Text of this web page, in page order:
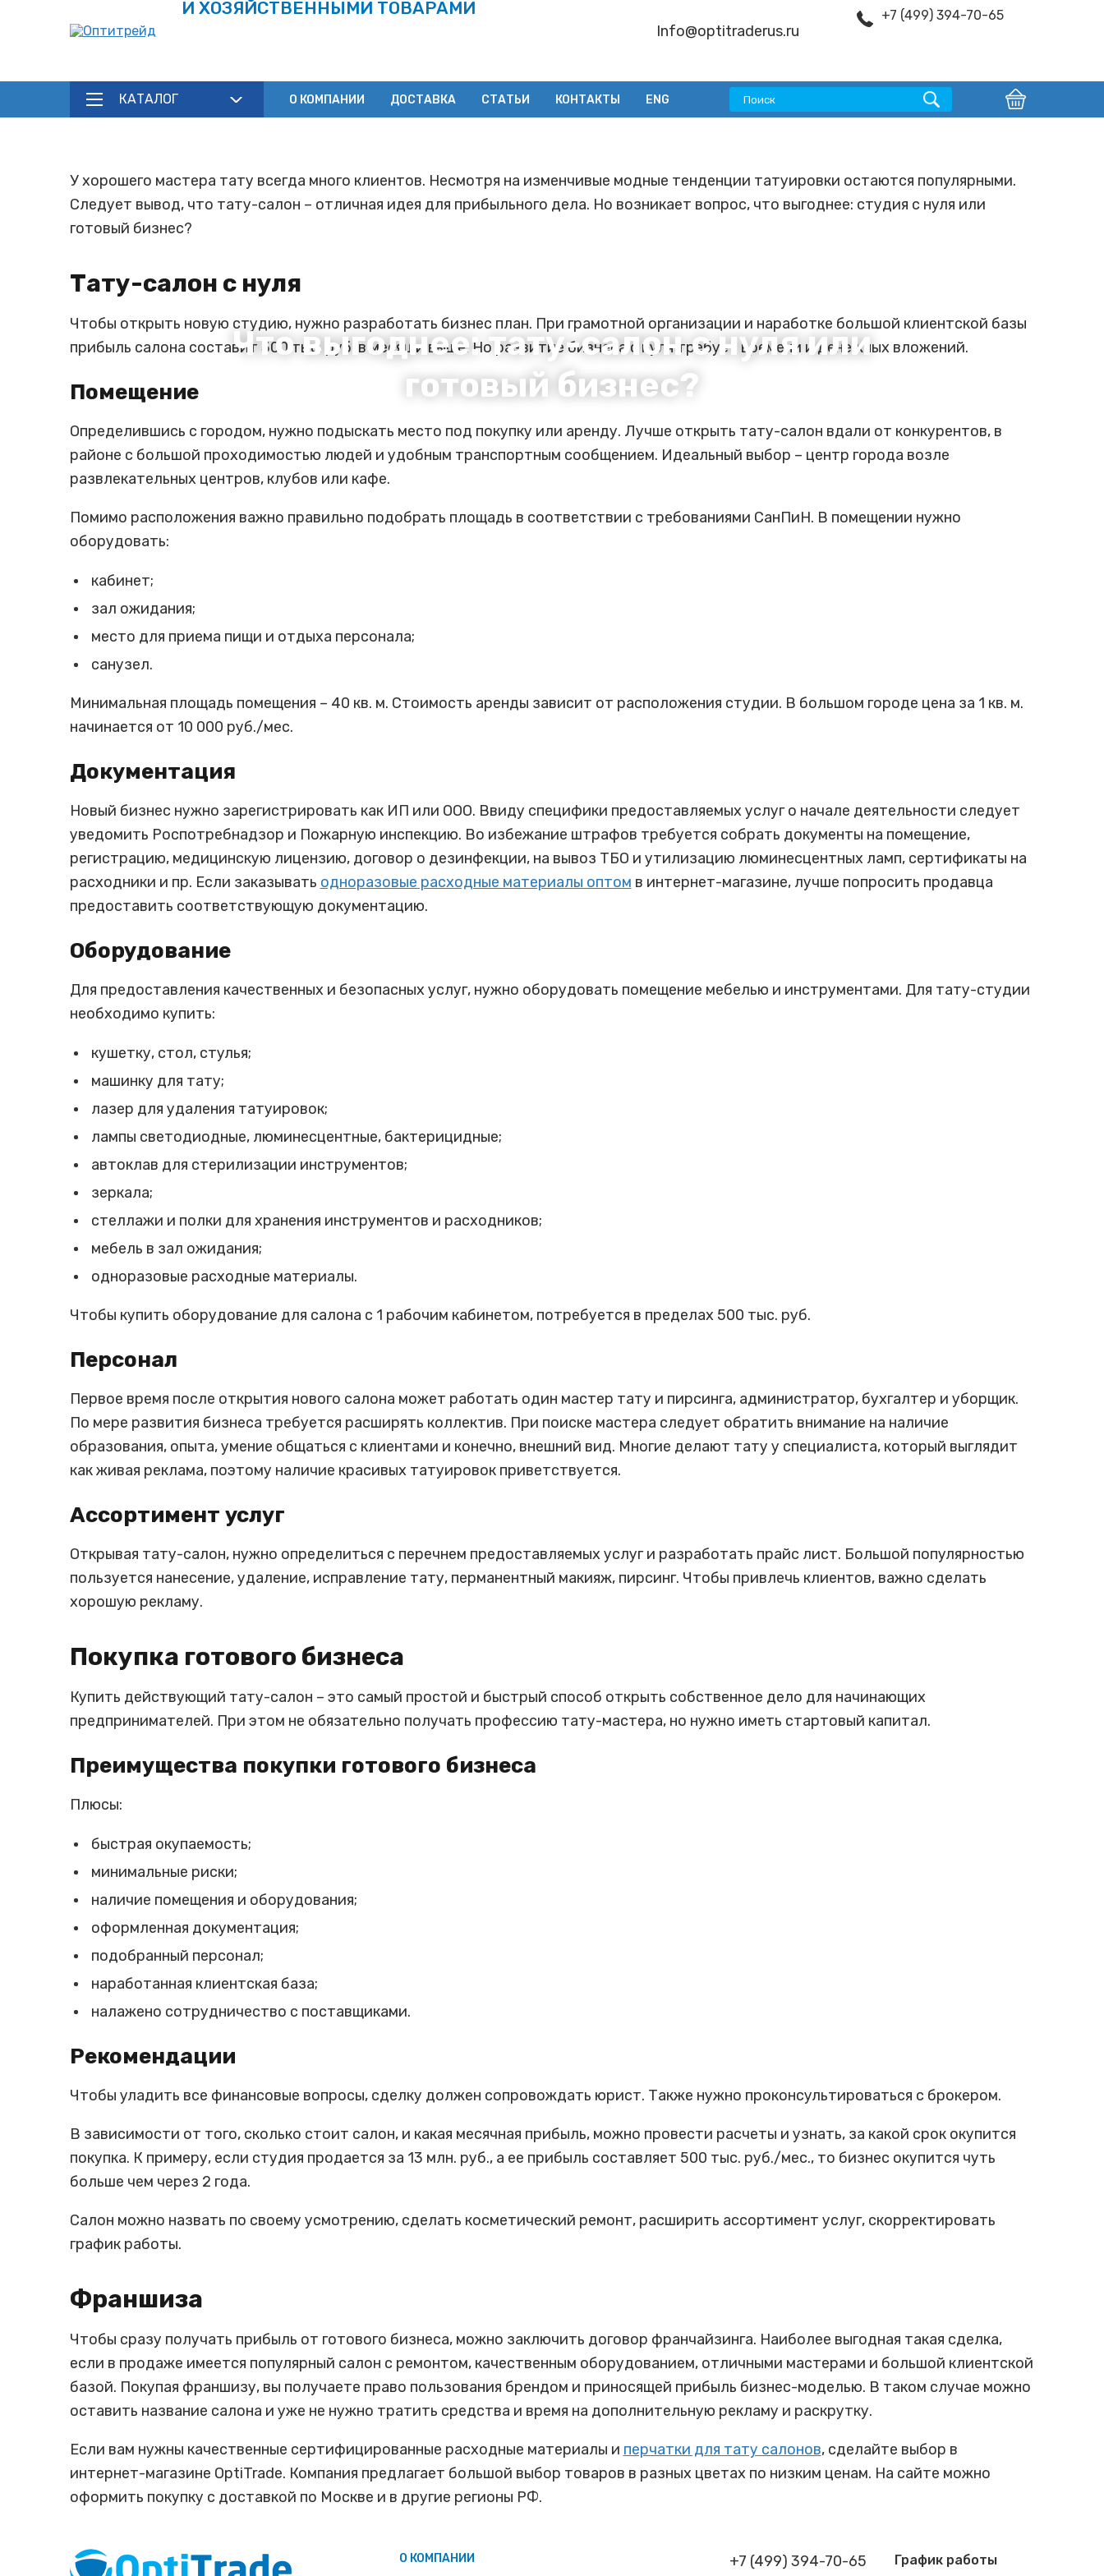
И ХОЗЯЙСТВЕННЫМИ ТОВАРАМИ
Info@optitraderus.ru
+7 (499) 394-70-65
КАТАЛОГ О КОМПАНИИ ДОСТАВКА СТАТЬИ КОНТАКТЫ ENG
Что выгоднее: тату-салон с нуля или
готовый бизнес?
У хорошего мастера тату всегда много клиентов. Несмотря на изменчивые модные тенденции татуировки остаются популярными.
Следует вывод, что тату-салон – отличная идея для прибыльного дела. Но возникает вопрос, что выгоднее: студия с нуля или
готовый бизнес?
Тату-салон с нуля
Чтобы открыть новую студию, нужно разработать бизнес план. При грамотной организации и наработке большой клиентской базы
прибыль салона составит 300 тыс. руб. в месяц и выше. Но развитие бизнеса с нуля требует времени и денежных вложений.
Помещение
Определившись с городом, нужно подыскать место под покупку или аренду. Лучше открыть тату-салон вдали от конкурентов, в
районе с большой проходимостью людей и удобным транспортным сообщением. Идеальный выбор – центр города возле
развлекательных центров, клубов или кафе.
Помимо расположения важно правильно подобрать площадь в соответствии с требованиями СанПиН. В помещении нужно
оборудовать:
кабинет;
зал ожидания;
место для приема пищи и отдыха персонала;
санузел.
Минимальная площадь помещения – 40 кв. м. Стоимость аренды зависит от расположения студии. В большом городе цена за 1 кв. м.
начинается от 10 000 руб./мес.
Документация
Новый бизнес нужно зарегистрировать как ИП или ООО. Ввиду специфики предоставляемых услуг о начале деятельности следует
уведомить Роспотребнадзор и Пожарную инспекцию. Во избежание штрафов требуется собрать документы на помещение,
регистрацию, медицинскую лицензию, договор о дезинфекции, на вывоз ТБО и утилизацию люминесцентных ламп, сертификаты на
расходники и пр. Если заказывать одноразовые расходные материалы оптом в интернет-магазине, лучше попросить продавца
предоставить соответствующую документацию.
Оборудование
Для предоставления качественных и безопасных услуг, нужно оборудовать помещение мебелью и инструментами. Для тату-студии
необходимо купить:
кушетку, стол, стулья;
машинку для тату;
лазер для удаления татуировок;
лампы светодиодные, люминесцентные, бактерицидные;
автоклав для стерилизации инструментов;
зеркала;
стеллажи и полки для хранения инструментов и расходников;
мебель в зал ожидания;
одноразовые расходные материалы.
Чтобы купить оборудование для салона с 1 рабочим кабинетом, потребуется в пределах 500 тыс. руб.
Персонал
Первое время после открытия нового салона может работать один мастер тату и пирсинга, администратор, бухгалтер и уборщик.
По мере развития бизнеса требуется расширять коллектив. При поиске мастера следует обратить внимание на наличие
образования, опыта, умение общаться с клиентами и конечно, внешний вид. Многие делают тату у специалиста, который выглядит
как живая реклама, поэтому наличие красивых татуировок приветствуется.
Ассортимент услуг
Открывая тату-салон, нужно определиться с перечнем предоставляемых услуг и разработать прайс лист. Большой популярностью
пользуется нанесение, удаление, исправление тату, перманентный макияж, пирсинг. Чтобы привлечь клиентов, важно сделать
хорошую рекламу.
Покупка готового бизнеса
Купить действующий тату-салон – это самый простой и быстрый способ открыть собственное дело для начинающих
предпринимателей. При этом не обязательно получать профессию тату-мастера, но нужно иметь стартовый капитал.
Преимущества покупки готового бизнеса
Плюсы:
быстрая окупаемость;
минимальные риски;
наличие помещения и оборудования;
оформленная документация;
подобранный персонал;
наработанная клиентская база;
налажено сотрудничество с поставщиками.
Рекомендации
Чтобы уладить все финансовые вопросы, сделку должен сопровождать юрист. Также нужно проконсультироваться с брокером.
В зависимости от того, сколько стоит салон, и какая месячная прибыль, можно провести расчеты и узнать, за какой срок окупится
покупка. К примеру, если студия продается за 13 млн. руб., а ее прибыль составляет 500 тыс. руб./мес., то бизнес окупится чуть
больше чем через 2 года.
Салон можно назвать по своему усмотрению, сделать косметический ремонт, расширить ассортимент услуг, скорректировать
график работы.
Франшиза
Чтобы сразу получать прибыль от готового бизнеса, можно заключить договор франчайзинга. Наиболее выгодная такая сделка,
если в продаже имеется популярный салон с ремонтом, качественным оборудованием, отличными мастерами и большой клиентской
базой. Покупая франшизу, вы получаете право пользования брендом и приносящей прибыль бизнес-моделью. В таком случае можно
оставить название салона и уже не нужно тратить средства и время на дополнительную рекламу и раскрутку.
Если вам нужны качественные сертифицированные расходные материалы и перчатки для тату салонов, сделайте выбор в
интернет-магазине OptiTrade. Компания предлагает большой выбор товаров в разных цветах по низким ценам. На сайте можно
оформить покупку с доставкой по Москве и в другие регионы РФ.
О КОМПАНИИ
+7 (499) 394-70-65 График работы